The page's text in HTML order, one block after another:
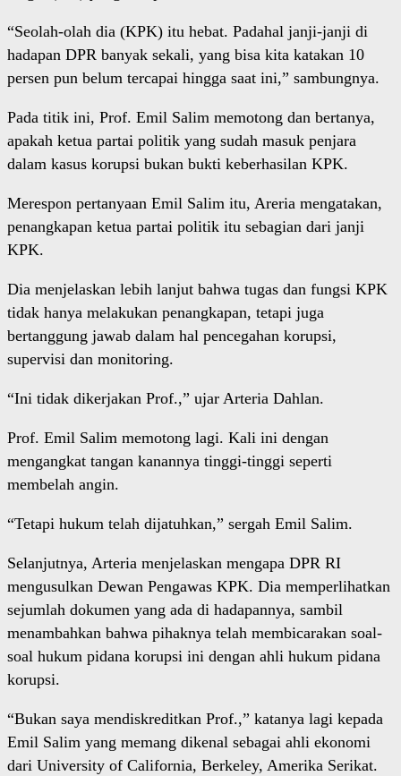
“Seolah-olah dia (KPK) itu hebat. Padahal janji-janji di
hadapan DPR banyak sekali, yang bisa kita katakan 10
persen pun belum tercapai hingga saat ini,” sambungnya.
Pada titik ini, Prof. Emil Salim memotong dan bertanya,
apakah ketua partai politik yang sudah masuk penjara
dalam kasus korupsi bukan bukti keberhasilan KPK.
Merespon pertanyaan Emil Salim itu, Areria mengatakan,
penangkapan ketua partai politik itu sebagian dari janji
KPK.
Dia menjelaskan lebih lanjut bahwa tugas dan fungsi KPK
tidak hanya melakukan penangkapan, tetapi juga
bertanggung jawab dalam hal pencegahan korupsi,
supervisi dan monitoring.
“Ini tidak dikerjakan Prof.,” ujar Arteria Dahlan.
Prof. Emil Salim memotong lagi. Kali ini dengan
mengangkat tangan kanannya tinggi-tinggi seperti
membelah angin.
“Tetapi hukum telah dijatuhkan,” sergah Emil Salim.
Selanjutnya, Arteria menjelaskan mengapa DPR RI
mengusulkan Dewan Pengawas KPK. Dia memperlihatkan
sejumlah dokumen yang ada di hadapannya, sambil
menambahkan bahwa pihaknya telah membicarakan soal-
soal hukum pidana korupsi ini dengan ahli hukum pidana
korupsi.
“Bukan saya mendiskreditkan Prof.,” katanya lagi kepada
Emil Salim yang memang dikenal sebagai ahli ekonomi
dari University of California, Berkeley, Amerika Serikat.